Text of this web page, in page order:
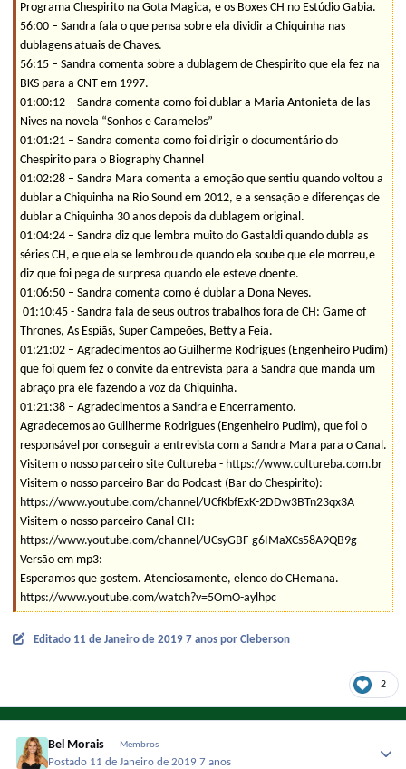
Programa Chespirito na Gota Magica, e os Boxes CH no Estúdio Gabia.
56:00 – Sandra fala o que pensa sobre ela dividir a Chiquinha nas
dublagens atuais de Chaves.
56:15 – Sandra comenta sobre a dublagem de Chespirito que ela fez na
BKS para a CNT em 1997.
01:00:12 – Sandra comenta como foi dublar a Maria Antonieta de las
Nives na novela “Sonhos e Caramelos”
01:01:21 – Sandra comenta como foi dirigir o documentário do
Chespirito para o Biography Channel
01:02:28 – Sandra Mara comenta a emoção que sentiu quando voltou a
dublar a Chiquinha na Rio Sound em 2012, e a sensação e diferenças de
dublar a Chiquinha 30 anos depois da dublagem original.
01:04:24 – Sandra diz que lembra muito do Gastaldi quando dubla as
séries CH, e que ela se lembrou de quando ela soube que ele morreu,e
diz que foi pega de surpresa quando ele esteve doente.
01:06:50 – Sandra comenta como é dublar a Dona Neves.
01:10:45 - Sandra fala de seus outros trabalhos fora de CH: Game of
Thrones, As Espiãs, Super Campeões, Betty a Feia.
01:21:02 – Agradecimentos ao Guilherme Rodrigues (Engenheiro Pudim)
que foi quem fez o convite da entrevista para a Sandra que manda um
abraço pra ele fazendo a voz da Chiquinha.
01:21:38 – Agradecimentos a Sandra e Encerramento.
Agradecemos ao Guilherme Rodrigues (Engenheiro Pudim), que foi o
responsável por conseguir a entrevista com a Sandra Mara para o Canal.
Visitem o nosso parceiro site Cultureba - https://www.cultureba.com.br
Visitem o nosso parceiro Bar do Podcast (Bar do Chespirito):
https://www.youtube.com/channel/UCfKbfExK-2DDw3BTn23qx3A
Visitem o nosso parceiro Canal CH:
https://www.youtube.com/channel/UCsyGBF-g6IMaXCs58A9QB9g
Versão em mp3:
Esperamos que gostem. Atenciosamente, elenco do CHemana.
https://www.youtube.com/watch?v=5OmO-aylhpc
Editado 11 de Janeiro de 2019 7 anos por Cleberson
2
Bel Morais Membros
Postado 11 de Janeiro de 20197 anos